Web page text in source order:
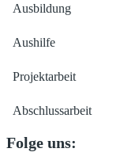
Ausbildung
Aushilfe
Projektarbeit
Abschlussarbeit
Folge uns: